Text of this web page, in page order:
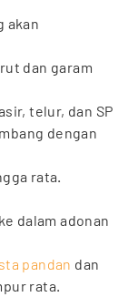
akan
dan garam
telur, dan SP
dengan
rata.
dalam adonan
pandan dan
rata.